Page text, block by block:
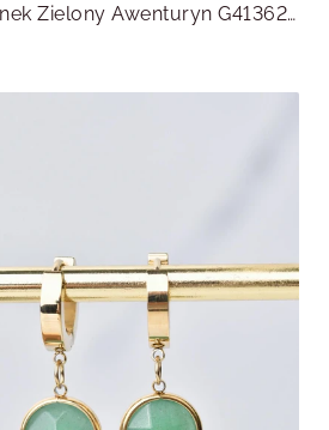
Pierścionek Zielony Awenturyn G413626P00